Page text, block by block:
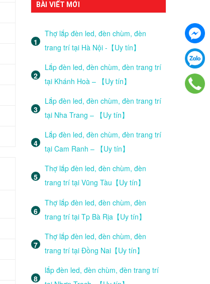
BÀI VIẾT MỚI
Thợ lắp đèn led, đèn chùm, đèn
trang trí tại Hà Nội -【Uy tín】
Lắp đèn led, đèn chùm, đèn trang trí
tại Khánh Hoà – 【Uy tín】
Lắp đèn led, đèn chùm, đèn trang trí
tại Nha Trang – 【Uy tín】
Lắp đèn led, đèn chùm, đèn trang trí
tại Cam Ranh – 【Uy tín】
Thợ lắp đèn led, đèn chùm, đèn
trang trí tại Vũng Tàu【Uy tín】
Thợ lắp đèn led, đèn chùm, đèn
trang trí tại Tp Bà Rịa【Uy tín】
Thợ lắp đèn led, đèn chùm, đèn
trang trí tại Đồng Nai【Uy tín】
lắp đèn led, đèn chùm, đèn trang trí